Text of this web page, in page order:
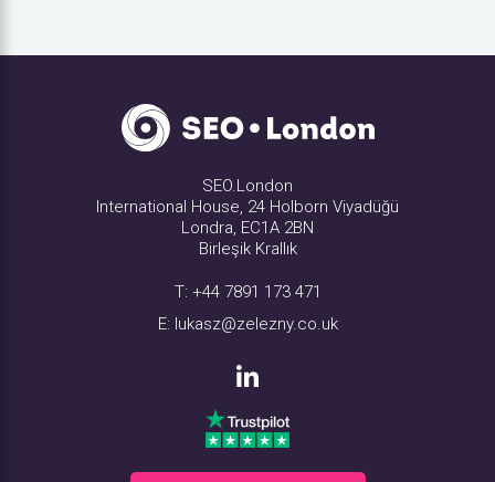
SEO.London
International House, 24 Holborn Viyadüğü
Londra, EC1A 2BN
Birleşik Krallık
T: +44 7891 173 471
E: lukasz@zelezny.co.uk